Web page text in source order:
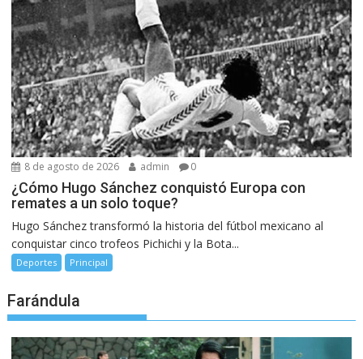
8 de agosto de 2026 admin 0
¿Cómo Hugo Sánchez conquistó Europa con
remates a un solo toque?
Hugo Sánchez transformó la historia del fútbol mexicano al
conquistar cinco trofeos Pichichi y la Bota...
Deportes Principal
Farándula